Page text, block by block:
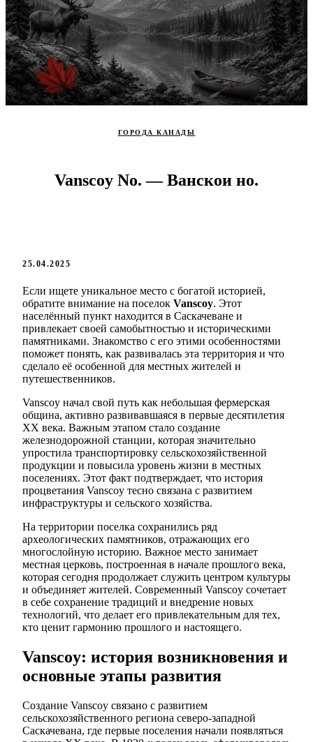
ГОРОДА КАНАДЫ
Vanscoy No. — Ванскои но.
25.04.2025
Если ищете уникальное место с богатой историей,
обратите внимание на поселок Vanscoy. Этот
населённый пункт находится в Саскачеване и
привлекает своей самобытностью и историческими
памятниками. Знакомство с его этими особенностями
поможет понять, как развивалась эта территория и что
сделало её особенной для местных жителей и
путешественников.
Vanscoy начал свой путь как небольшая фермерская
община, активно развивавшаяся в первые десятилетия
XX века. Важным этапом стало создание
железнодорожной станции, которая значительно
упростила транспортировку сельскохозяйственной
продукции и повысила уровень жизни в местных
поселениях. Этот факт подтверждает, что история
процветания Vanscoy тесно связана с развитием
инфраструктуры и сельского хозяйства.
На территории поселка сохранились ряд
археологических памятников, отражающих его
многослойную историю. Важное место занимает
местная церковь, построенная в начале прошлого века,
которая сегодня продолжает служить центром культуры
и объединяет жителей. Современный Vanscoy сочетает
в себе сохранение традиций и внедрение новых
технологий, что делает его привлекательным для тех,
кто ценит гармонию прошлого и настоящего.
Vanscoy: история возникновения и
основные этапы развития
Создание Vanscoy связано с развитием
сельскохозяйственного региона северо-западной
Саскачевана, где первые поселения начали появляться